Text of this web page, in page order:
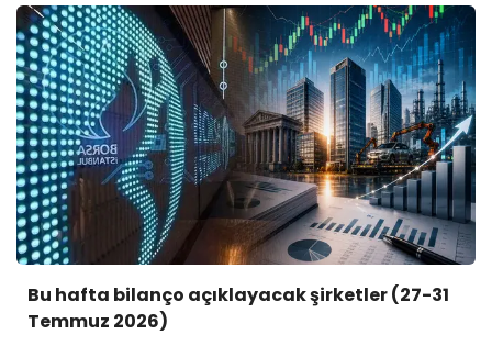
Bu hafta bilanço açıklayacak şirketler (27-31
Temmuz 2026)